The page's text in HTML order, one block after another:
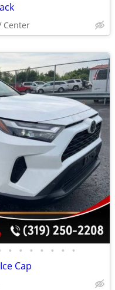
Center
• • • • • • •
Cap